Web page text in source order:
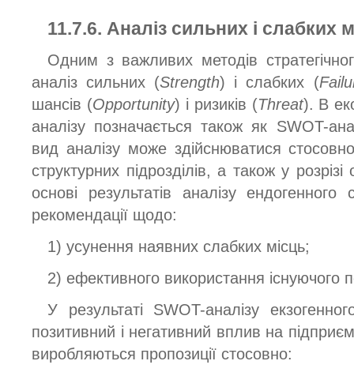
11.7.6. Аналіз сильних і слабких
Одним з важливих методів
аналіз сильних (Strength) і слабких (
шансів (Opportunity) і ризиків (Threat). В
аналізу позначається також як SWOT-
вид аналізу може здійснюватися
структурних підрозділів, а також у
основі результатів аналізу
рекомендації щодо:
1) усунення наявних слабких місць;
2) ефективного використання існуючого
У результаті SWOT-аналізу
позитивний і негативний вплив на
виробляються пропозиції стосовно: